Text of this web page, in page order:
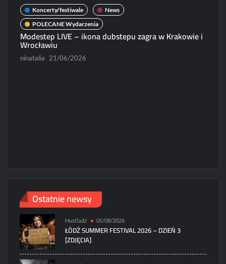
Koncerty/festiwale
News
POLECANE Wydarzenia
LIVE – ikona dubstepu zagra w Krakowie i
21/06/2026
News
Ostatnie newsy
Hustladz 05/08/2026
ŁÓDŹ SUMMER FESTIVAL 2026 – DZIEŃ 3
[ZDJĘCIA]